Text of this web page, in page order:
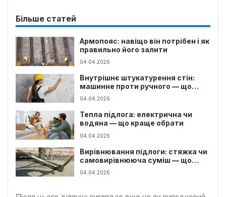
Більше статей
Армопояс: навіщо він потрібен і як
правильно його залити
04.04.2026
Внутрішнє штукатурення стін:
машинне проти ручного — що
обрати
04.04.2026
Тепла підлога: електрична чи
водяна — що краще обрати
04.04.2026
Вирівнювання підлоги: стяжка чи
самовирівнююча суміш — що
обрати
04.04.2026